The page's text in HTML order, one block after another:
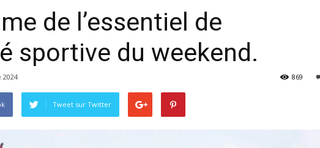
de l’essentiel de
sportive du weekend.
2024 869
Tweet sur Twitter